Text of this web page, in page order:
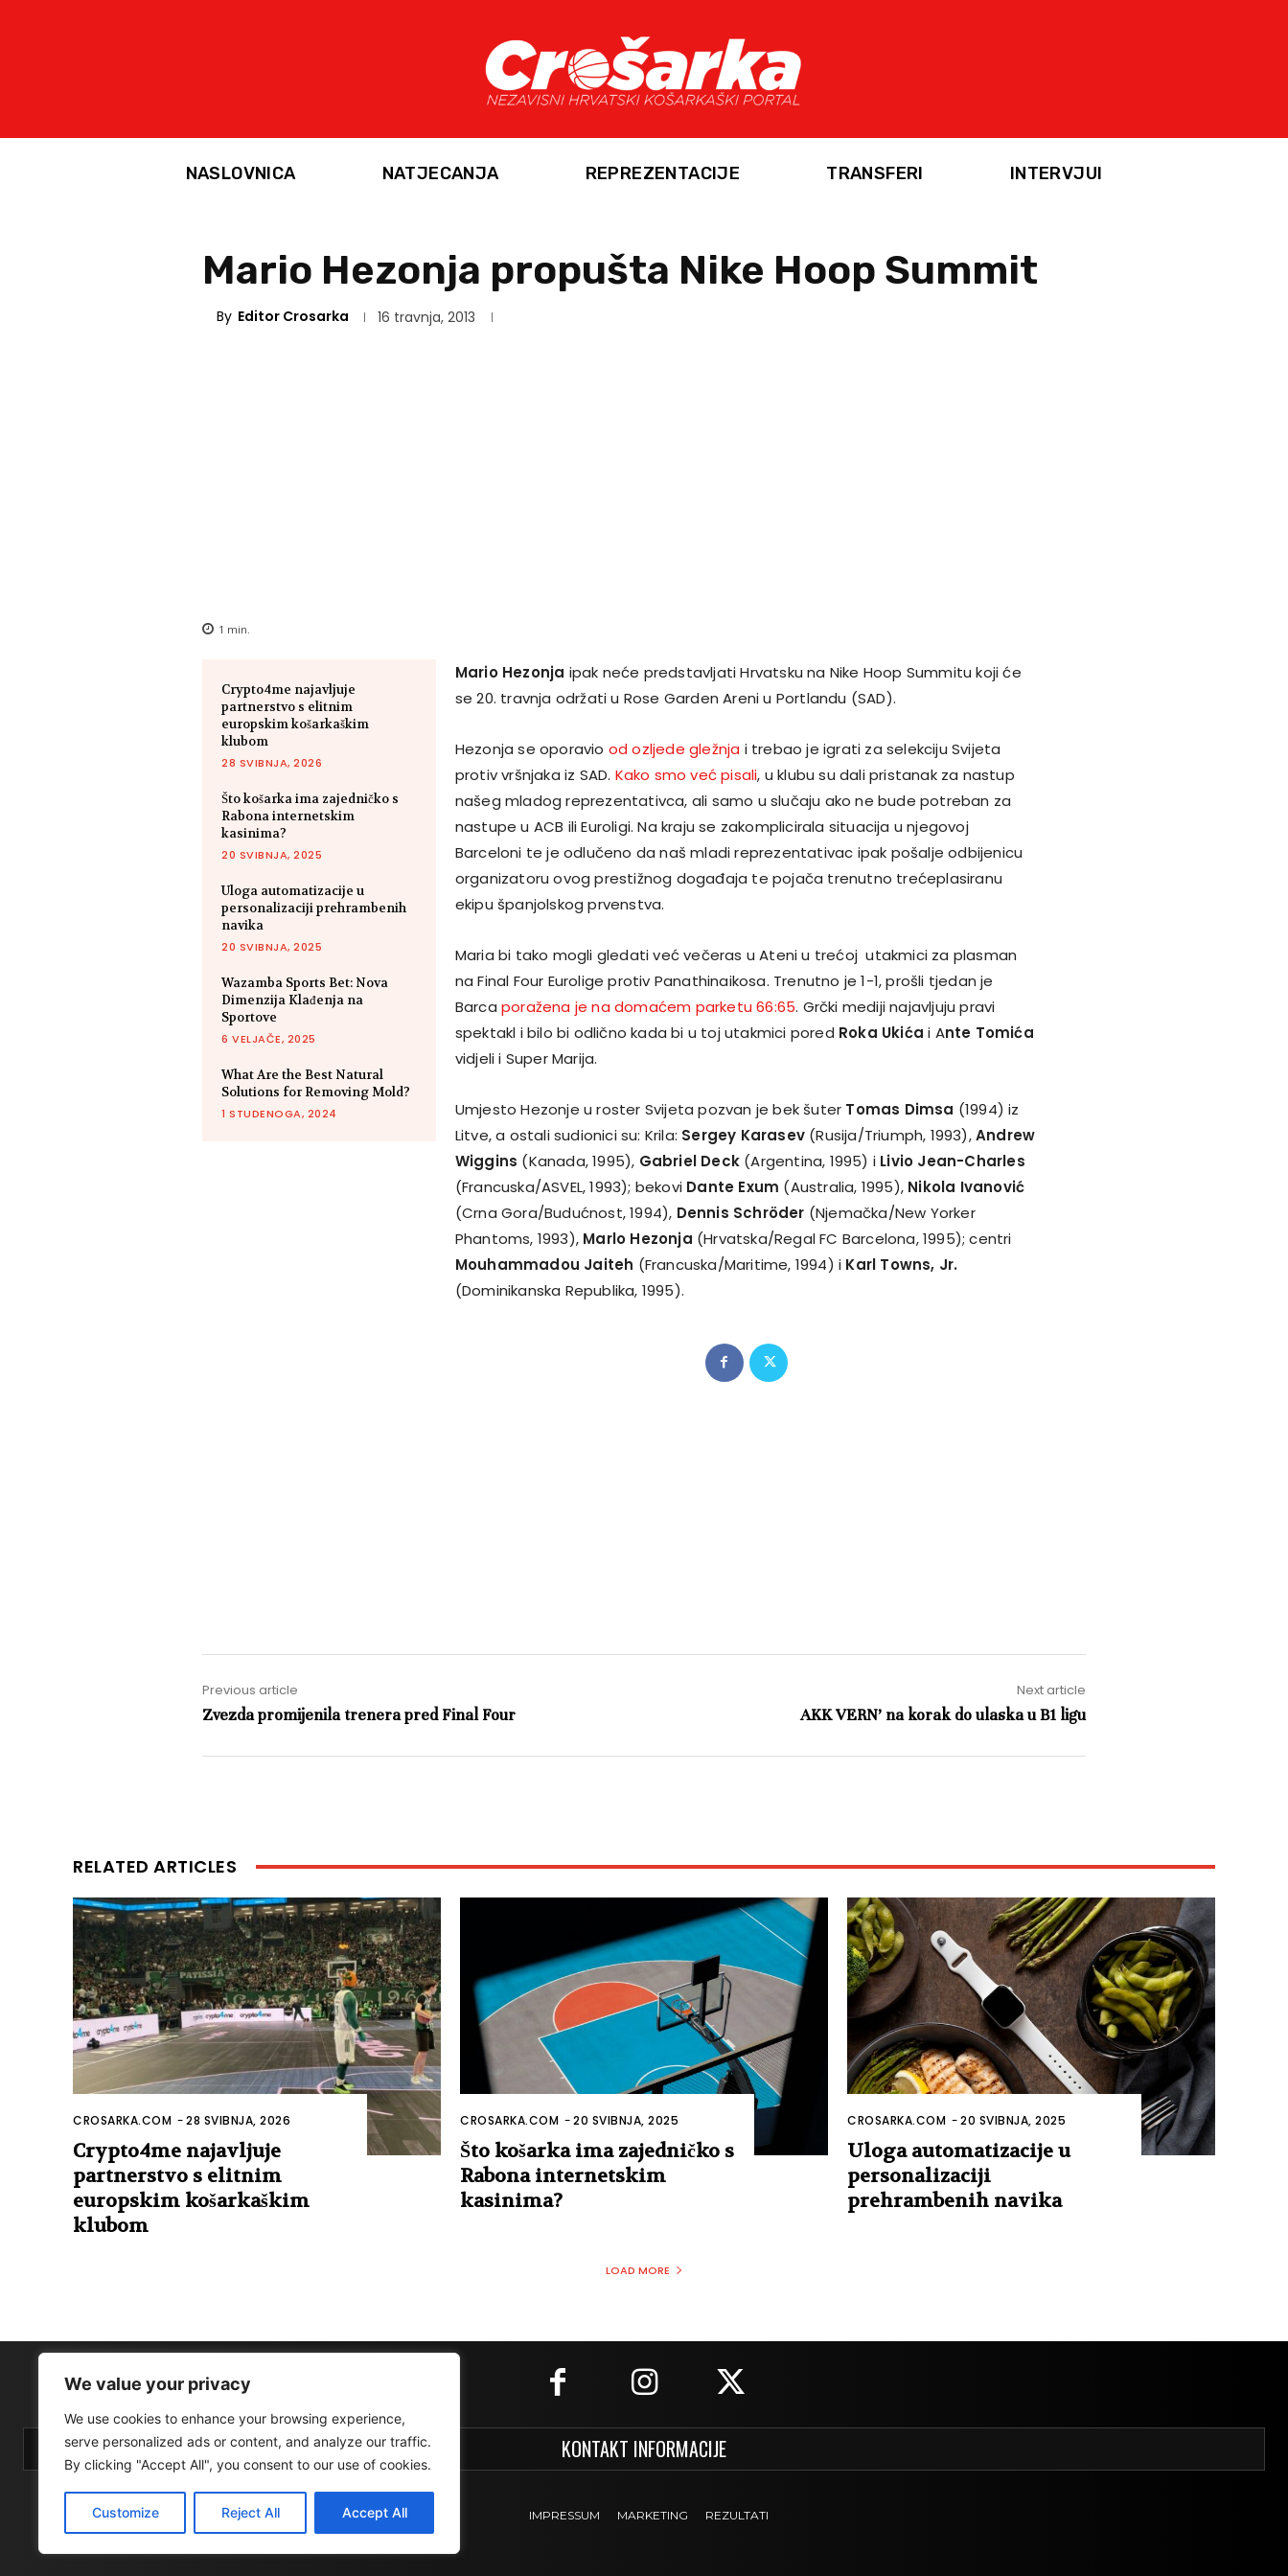
We value your privacy
We use cookies to enhance your browsing experience,
serve personalized ads or content, and analyze our traffic.
By clicking "Accept All", you consent to our use of cookies.
Customize Reject All Accept All
NASLOVNICA NATJECANJA REPREZENTACIJE TRANSFERI INTERVJUI
Mario Hezonja propušta Nike Hoop Summit
By Editor Crosarka 16 travnja, 2013
1 min.
Crypto4me najavljuje
partnerstvo s elitnim
europskim košarkaškim
klubom
28 SVIBNJA, 2026
Što košarka ima zajedničko s
Rabona internetskim
kasinima?
20 SVIBNJA, 2025
Uloga automatizacije u
personalizaciji prehrambenih
navika
20 SVIBNJA, 2025
Wazamba Sports Bet: Nova
Dimenzija Klađenja na
Sportove
6 VELJAČE, 2025
What Are the Best Natural
Solutions for Removing Mold?
1 STUDENOGA, 2024
Mario Hezonja ipak neće predstavljati Hrvatsku na Nike Hoop Summitu koji će
se 20. travnja održati u Rose Garden Areni u Portlandu (SAD).
Hezonja se oporavio od ozljede gležnja i trebao je igrati za selekciju Svijeta
protiv vršnjaka iz SAD. Kako smo već pisali, u klubu su dali pristanak za nastup
našeg mladog reprezentativca, ali samo u slučaju ako ne bude potreban za
nastupe u ACB ili Euroligi. Na kraju se zakomplicirala situacija u njegovoj
Barceloni te je odlučeno da naš mladi reprezentativac ipak pošalje odbijenicu
organizatoru ovog prestižnog događaja te pojača trenutno trećeplasiranu
ekipu španjolskog prvenstva.
Maria bi tako mogli gledati već večeras u Ateni u trećoj utakmici za plasman
na Final Four Eurolige protiv Panathinaikosa. Trenutno je 1-1, prošli tjedan je
Barca poražena je na domaćem parketu 66:65. Grčki mediji najavljuju pravi
spektakl i bilo bi odlično kada bi u toj utakmici pored Roka Ukića i Ante Tomića
vidjeli i Super Marija.
Umjesto Hezonje u roster Svijeta pozvan je bek šuter Tomas Dimsa (1994) iz
Litve, a ostali sudionici su: Krila: Sergey Karasev(Rusija/Triumph, 1993),Andrew
Wiggins (Kanada, 1995), Gabriel Deck(Argentina, 1995) i Livio Jean-Charles
(Francuska/ASVEL, 1993); bekovi Dante Exum (Australia, 1995), Nikola Ivanović
(Crna Gora/Budućnost, 1994), Dennis Schröder (Njemačka/New Yorker
Phantoms, 1993), Marlo Hezonja (Hrvatska/Regal FC Barcelona, 1995); centri
Mouhammadou Jaiteh (Francuska/Maritime, 1994) i Karl Towns, Jr.
(Dominikanska Republika, 1995).
Previous article
Zvezda promijenila trenera pred Final Four
Next article
AKK VERN’ na korak do ulaska u B1 ligu
RELATED ARTICLES
CROSARKA.COM -28 SVIBNJA, 2026
Crypto4me najavljuje
partnerstvo s elitnim
europskim košarkaškim
klubom
CROSARKA.COM -20 SVIBNJA, 2025
Što košarka ima zajedničko s
Rabona internetskim
kasinima?
CROSARKA.COM -20 SVIBNJA, 2025
Uloga automatizacije u
personalizaciji
prehrambenih navika
LOAD MORE
KONTAKT INFORMACIJE
IMPRESSUM MARKETING REZULTATI